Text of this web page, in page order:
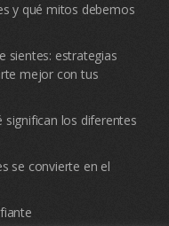
y qué mitos debemos
sientes: estrategias
mejor con tus
significan los diferentes
se convierte en el